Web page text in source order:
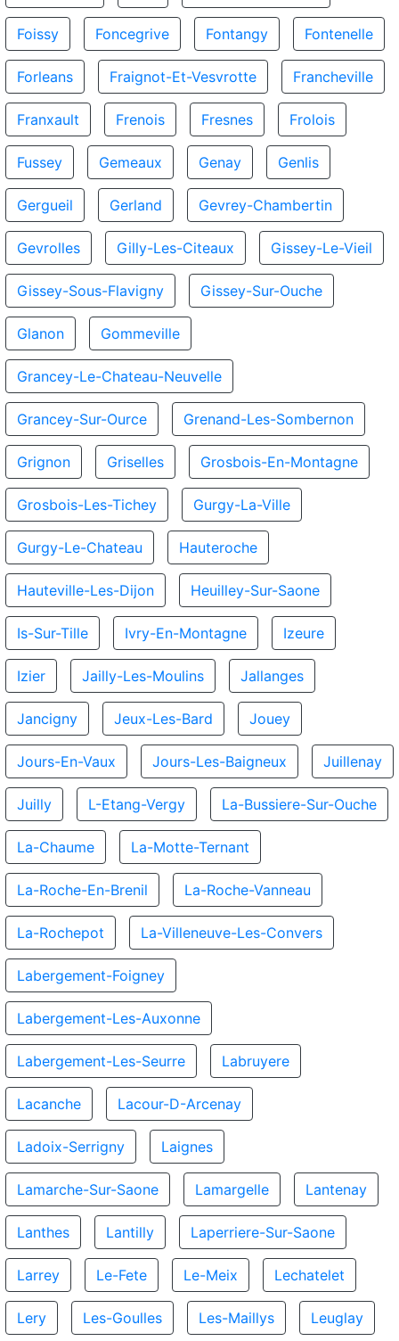
Foissy Foncegrive Fontangy Fontenelle
Forleans Fraignot-Et-Vesvrotte Francheville
Franxault Frenois Fresnes Frolois
Fussey Gemeaux Genay Genlis
Gergueil Gerland Gevrey-Chambertin
Gevrolles Gilly-Les-Citeaux Gissey-Le-Vieil
Gissey-Sous-Flavigny Gissey-Sur-Ouche
Glanon Gommeville
Grancey-Le-Chateau-Neuvelle
Grancey-Sur-Ource Grenand-Les-Sombernon
Grignon Griselles Grosbois-En-Montagne
Grosbois-Les-Tichey Gurgy-La-Ville
Gurgy-Le-Chateau Hauteroche
Hauteville-Les-Dijon Heuilley-Sur-Saone
Is-Sur-Tille Ivry-En-Montagne Izeure
Izier Jailly-Les-Moulins Jallanges
Jancigny Jeux-Les-Bard Jouey
Jours-En-Vaux Jours-Les-Baigneux Juillenay
Juilly L-Etang-Vergy La-Bussiere-Sur-Ouche
La-Chaume La-Motte-Ternant
La-Roche-En-Brenil La-Roche-Vanneau
La-Rochepot La-Villeneuve-Les-Convers
Labergement-Foigney
Labergement-Les-Auxonne
Labergement-Les-Seurre Labruyere
Lacanche Lacour-D-Arcenay
Ladoix-Serrigny Laignes
Lamarche-Sur-Saone Lamargelle Lantenay
Lanthes Lantilly Laperriere-Sur-Saone
Larrey Le-Fete Le-Meix Lechatelet
Lery Les-Goulles Les-Maillys Leuglay